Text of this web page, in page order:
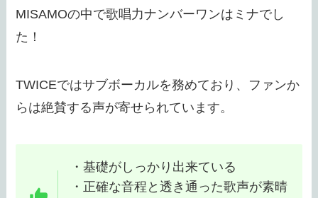
MISAMOの中で歌唱力ナンバーワンはミナでし
た！
TWICEではサブボーカルを務めており、ファンか
らは絶賛する声が寄せられています。
・基礎がしっかり出来ている
・正確な音程と透き通った歌声が素晴